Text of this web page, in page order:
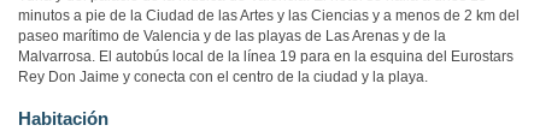
minutos a pie de la Ciudad de las Artes y las Ciencias y a menos de 2 km del
paseo marítimo de Valencia y de las playas de Las Arenas y de la
Malvarrosa. El autobús local de la línea 19 para en la esquina del Eurostars
Rey Don Jaime y conecta con el centro de la ciudad y la playa.
Habitación